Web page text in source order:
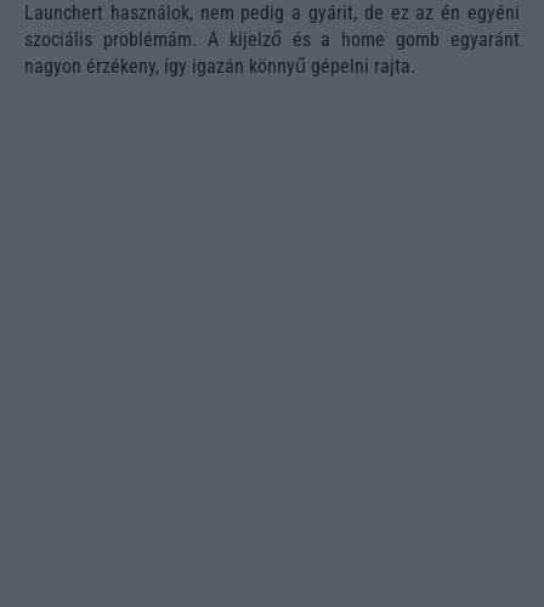
Launchert használok, nem pedig a gyárit, de ez az én egyéni
szociális problémám. A kijelző és a home gomb egyaránt
nagyon érzékeny, így igazán könnyű gépelni rajta.